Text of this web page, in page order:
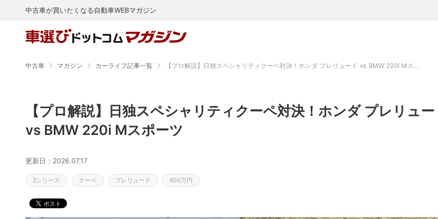
中古車が買いたくなる自動車WEBマガジン
中古車 マガジン カーライフ記事一覧 【プロ解説】日独スペシャリティクーペ対決！ホンダ プレリュード vs BMW 220i Mスポーツ
【プロ解説】日独スペシャリティクーペ対決！ホンダ プレリュ
vs BMW 220i Mスポーツ
更新日：2026.07.17
2シリーズ クーペ プレリュード 600万円